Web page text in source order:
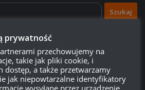
prywatność
przechowujemy na
takie jak pliki cookie, i
dostęp, a także przetwarzamy
jak niepowtarzalne identyfikatory
wysyłane przez urządzenie,